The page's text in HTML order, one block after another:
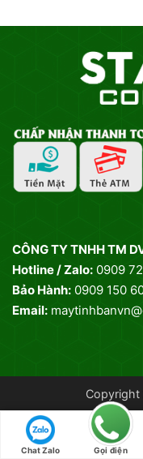
CÔNG TY TNHH TM
Hotline / Zalo: 0909
Bảo Hành: 0909 150
Email:
Chat Zalo Gọi điện